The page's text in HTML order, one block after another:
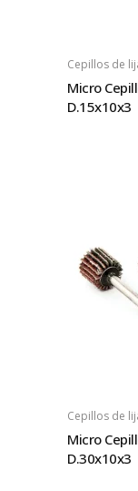
Cepillos de
Micro
D.15x10x3
Cepillos de
Micro
D.30x10x3